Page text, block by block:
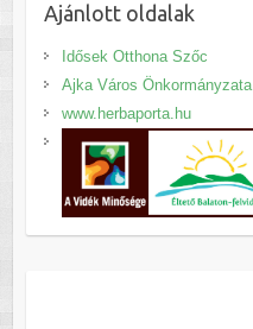
Ajánlott oldalak
Idősek Otthona Szőc
Ajka Város Önkormányzata
www.herbaporta.hu